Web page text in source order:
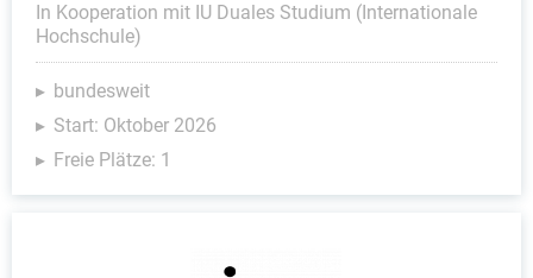
In Kooperation mit IU Duales Studium (Internationale
Hochschule)
bundesweit
Start: Oktober 2026
Freie Plätze: 1